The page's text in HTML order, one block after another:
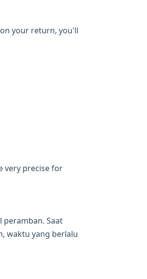
your return, you'll
very precise for
Saat
waktu yang berlalu